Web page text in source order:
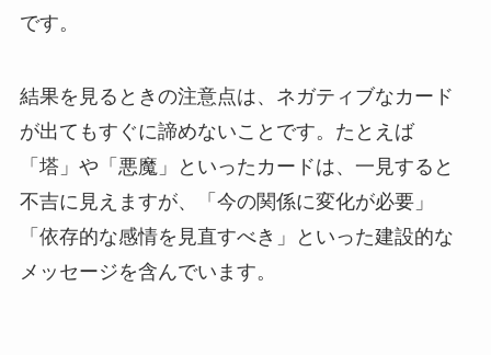
です。
結果を見るときの注意点は、ネガティブなカード
が出てもすぐに諦めないことです。たとえば
「塔」や「悪魔」といったカードは、一見すると
不吉に見えますが、「今の関係に変化が必要」
「依存的な感情を見直すべき」といった建設的な
メッセージを含んでいます。